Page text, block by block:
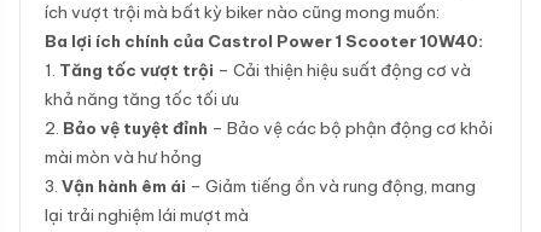
ích vượt trội mà bất kỳ biker nào cũng mong muốn:
Ba lợi ích chính của Castrol Power 1 Scooter 10W40:
1. Tăng tốc vượt trội – Cải thiện hiệu suất động cơ và
khả năng tăng tốc tối ưu
2. Bảo vệ tuyệt đỉnh – Bảo vệ các bộ phận động cơ khỏi
mài mòn và hư hỏng
3. Vận hành êm ái – Giảm tiếng ồn và rung động, mang
lại trải nghiệm lái mượt mà